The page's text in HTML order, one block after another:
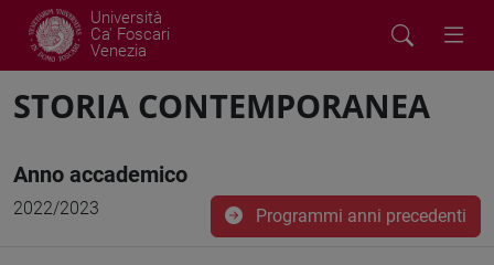
Università
Ca' Foscari
Venezia
STORIA CONTEMPORANEA
Anno accademico
2022/2023 Programmi anni precedenti